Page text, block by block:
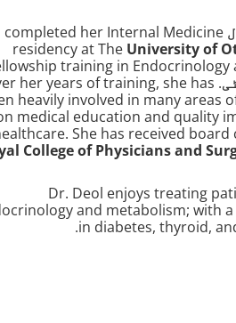
completed her Internal Medicine
residency at The University of
training in Endocrinology
her years of training, she has
heavily involved in many areas
medical education and quality
She has received
College of Physicians and
Dr. Deol enjoys treating
and metabolism; with
in diabetes, thyroid,